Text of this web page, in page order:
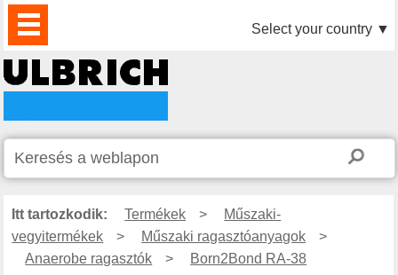
TERMÉKEK
HÍREK
LETÖLTÉS
VIDEÓK
PARTNEREINK
RÓLUNK
KAPCSOLAT Select your country ▼
Itt tartozkodik: Termékek >
Műszaki-
vegyitermékek
> Műszaki ragasztóanyagok
>
Anaerobe ragasztók
> Born2Bond RA-38